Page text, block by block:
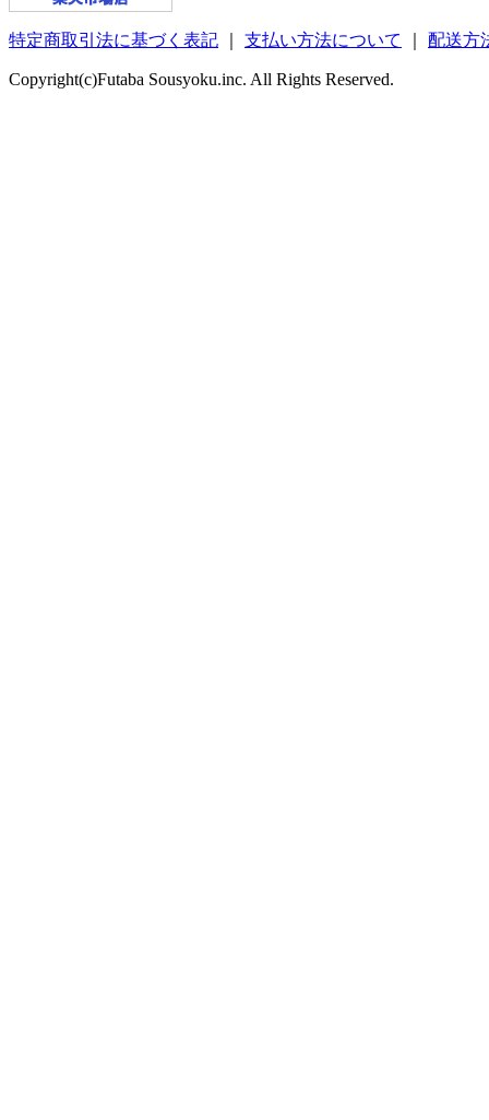
特定商取引法に基づく表記 支払い方法について 配送方
Copyright(c)Futaba Sousyoku.inc. All Rights Reserved.